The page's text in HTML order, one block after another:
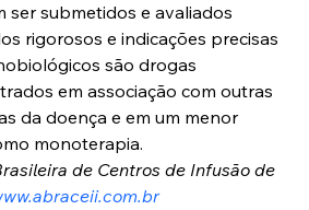
ser submetidos e avaliados
rigorosos e indicações precisas
são drogas
em associação com outras
da doença e em um menor
monoterapia.
de Centros de Infusão de